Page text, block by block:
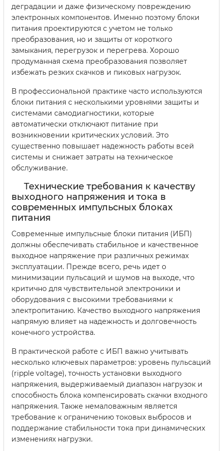
деградации и даже физическому повреждению
электронных компонентов. Именно поэтому блоки
питания проектируются с учетом не только
преобразования, но и защиты от короткого
замыкания, перегрузок и перегрева. Хорошо
продуманная схема преобразования позволяет
избежать резких скачков и пиковых нагрузок.
В профессиональной практике часто используются
блоки питания с несколькими уровнями защиты и
системами самодиагностики, которые
автоматически отключают питание при
возникновении критических условий. Это
существенно повышает надежность работы всей
системы и снижает затраты на техническое
обслуживание.
Технические требования к качеству
выходного напряжения и тока в
современных импульсных блоках
питания
Современные импульсные блоки питания (ИБП)
должны обеспечивать стабильное и качественное
выходное напряжение при различных режимах
эксплуатации. Прежде всего, речь идет о
минимизации пульсаций и шумов на выходе, что
критично для чувствительной электроники и
оборудования с высокими требованиями к
электропитанию. Качество выходного напряжения
напрямую влияет на надежность и долговечность
конечного устройства.
В практической работе с ИБП важно учитывать
несколько ключевых параметров: уровень пульсаций
(ripple voltage), точность установки выходного
напряжения, выдерживаемый диапазон нагрузок и
способность блока компенсировать скачки входного
напряжения. Также немаловажным является
требование к ограничению токовых выбросов и
поддержание стабильности тока при динамических
изменениях нагрузки.